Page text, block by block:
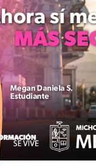
enfatizó el
de la calidad de
de una
México da un
su administración
demandas de una
y claridad en